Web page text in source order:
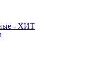
- ХИТ